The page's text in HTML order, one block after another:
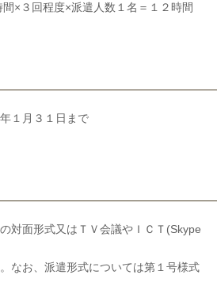
間×３回程度×派遣人数１名＝１２時間
１月３１日まで
対面形式又はＴＶ会議やＩＣＴ(Skype
なお、派遣形式については第１号様式